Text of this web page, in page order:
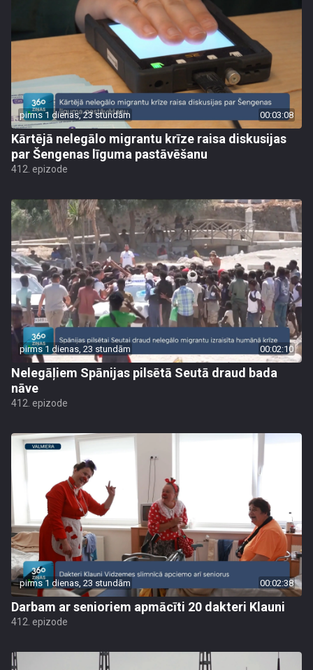
pirms 1 dienas, 23 stundām 00:03:08
Kārtējā nelegālo migrantu krīze raisa diskusijas
par Šengenas līguma pastāvēšanu
412. epizode
pirms 1 dienas, 23 stundām 00:02:10
Nelegāļiem Spānijas pilsētā Seutā draud bada
nāve
412. epizode
pirms 1 dienas, 23 stundām 00:02:38
Darbam ar senioriem apmācīti 20 dakteri Klauni
412. epizode